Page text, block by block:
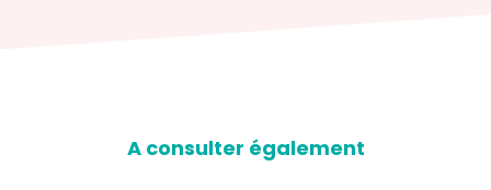
A consulter également